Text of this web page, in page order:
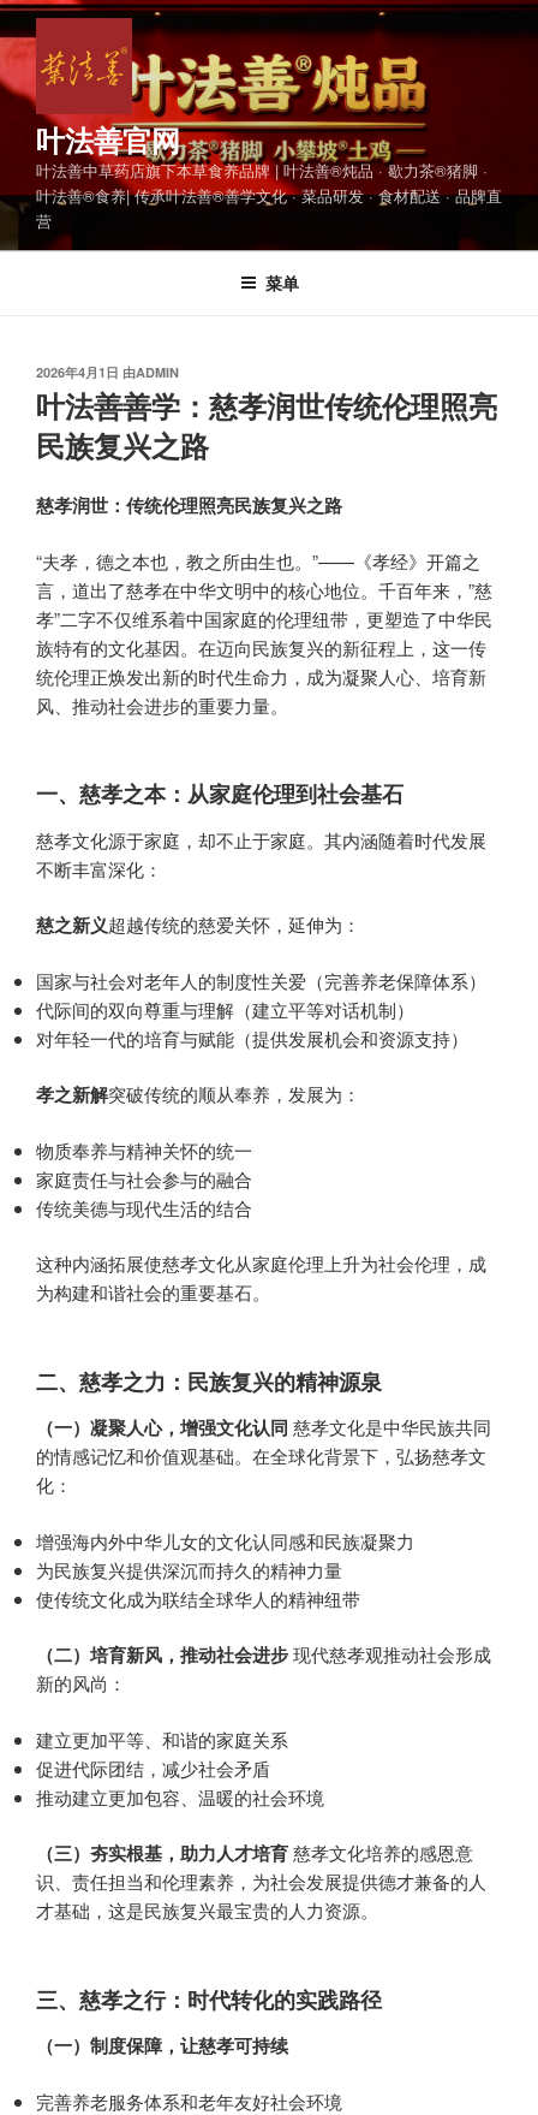
跳
至
容
叶法善官网
叶法善中草药店旗下本草食养品牌 | 叶法善®炖品 · 歇力茶®猪脚 ·
叶法善®食养| 传承叶法善®善学文化 · 菜品研发 · 食材配送 · 品牌直
营
菜单
发
布
于
2026年4月1日 由ADMIN
叶法善善学：慈孝润世传统伦理照亮
民族复兴之路
慈孝润世：传统伦理照亮民族复兴之路
“夫孝，德之本也，教之所由生也。”——《孝经》开篇之
言，道出了慈孝在中华文明中的核心地位。千百年来，”慈
孝”二字不仅维系着中国家庭的伦理纽带，更塑造了中华民
族特有的文化基因。在迈向民族复兴的新征程上，这一传
统伦理正焕发出新的时代生命力，成为凝聚人心、培育新
风、推动社会进步的重要力量。
一、慈孝之本：从家庭伦理到社会基石
慈孝文化源于家庭，却不止于家庭。其内涵随着时代发展
不断丰富深化：
慈之新义超越传统的慈爱关怀，延伸为：
国家与社会对老年人的制度性关爱（完善养老保障体系）
代际间的双向尊重与理解（建立平等对话机制）
对年轻一代的培育与赋能（提供发展机会和资源支持）
孝之新解突破传统的顺从奉养，发展为：
物质奉养与精神关怀的统一
家庭责任与社会参与的融合
传统美德与现代生活的结合
这种内涵拓展使慈孝文化从家庭伦理上升为社会伦理，成
为构建和谐社会的重要基石。
二、慈孝之力：民族复兴的精神源泉
（一）凝聚人心，增强文化认同 慈孝文化是中华民族共同
的情感记忆和价值观基础。在全球化背景下，弘扬慈孝文
化：
增强海内外中华儿女的文化认同感和民族凝聚力
为民族复兴提供深沉而持久的精神力量
使传统文化成为联结全球华人的精神纽带
（二）培育新风，推动社会进步现代慈孝观推动社会形成
新的风尚：
建立更加平等、和谐的家庭关系
促进代际团结，减少社会矛盾
推动建立更加包容、温暖的社会环境
（三）夯实根基，助力人才培育慈孝文化培养的感恩意
识、责任担当和伦理素养，为社会发展提供德才兼备的人
才基础，这是民族复兴最宝贵的人力资源。
三、慈孝之行：时代转化的实践路径
（一）制度保障，让慈孝可持续
完善养老服务体系和老年友好社会环境